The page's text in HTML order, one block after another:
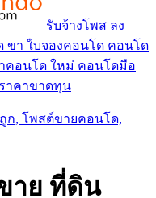
รับจ้างโพส ลง
ขา ใบจองคอนโด คอนโด
คอนโด ใหม่ คอนโดมือ
าคาขาดทุน
ก, โพสต์ขายคอนโด,
าย ที่ดิน